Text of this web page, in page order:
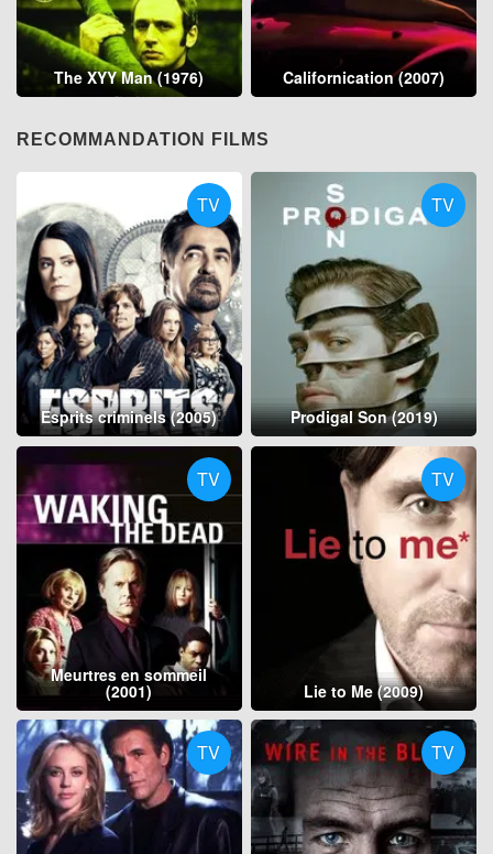
The XYY Man (1976) Californication (2007)
RECOMMANDATION FILMS
TV
Esprits criminels (2005)
TV
Prodigal Son (2019)
TV
Meurtres en sommeil
(2001)
TV
Lie to Me (2009)
TV TV